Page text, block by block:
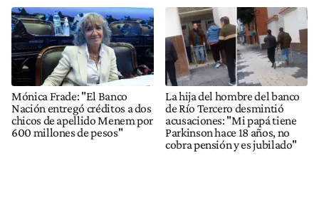
Mónica Frade: "El Banco
Nación entregó créditos a dos
chicos de apellido Menem por
600 millones de pesos"
La hija del hombre del banco
de Río Tercero desmintió
acusaciones: "Mi papá tiene
Parkinson hace 18 años, no
cobra pensión y es jubilado"